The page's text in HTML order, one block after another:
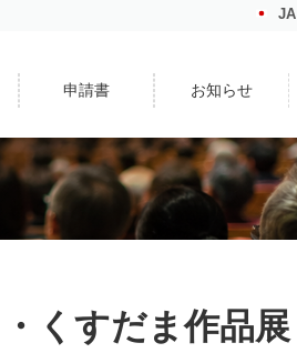
JA
申請書 お知らせ
くすだま作品展